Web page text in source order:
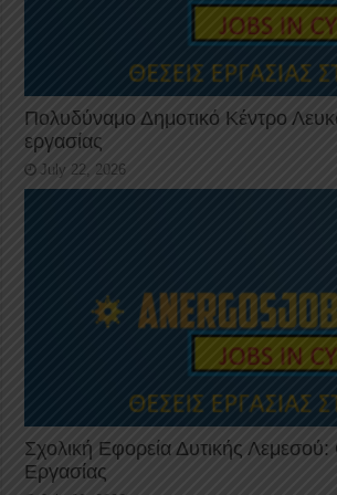
Πολυδύναμο Δημοτικό Κέντρο
εργασίας
July 22, 2026
Σχολική Εφορεία Δυτικής
Εργασίας